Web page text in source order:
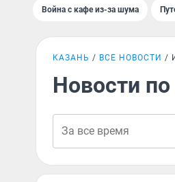
Война с кафе из-за шума
КАЗАНЬ ВСЕ НОВОСТИ
Новости